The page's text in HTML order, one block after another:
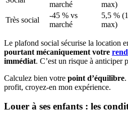
marché
max)
Très social
-45 % vs
marché
5,5 %
max)
Le plafond social sécurise la location
pourtant mécaniquement votre
immédiat. C’est un risque à anticiper
Calculez bien votre point d’équilibre
profit, croyez-en mon expérience.
Louer à ses enfants : les